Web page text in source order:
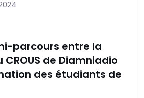
parcours entre la
de Diamniadio
des étudiants de